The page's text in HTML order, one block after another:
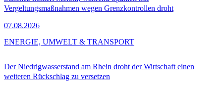
Vergeltungsmaßnahmen wegen Grenzkontrollen droht
07.08.2026
Der Niedrigwasserstand am Rhein droht der Wirtschaft einen
weiteren Rückschlag zu versetzen
ENERGIE, UMWELT & TRANSPORT